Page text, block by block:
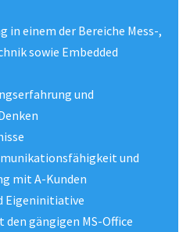
in einem der Bereiche Mess-,
sowie Embedded
und
und
mit A-Kunden
Eigeninitiative
gängigen MS-Office